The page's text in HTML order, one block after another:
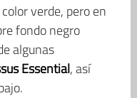
verde, pero en
fondo negro
algunas
Essential, así